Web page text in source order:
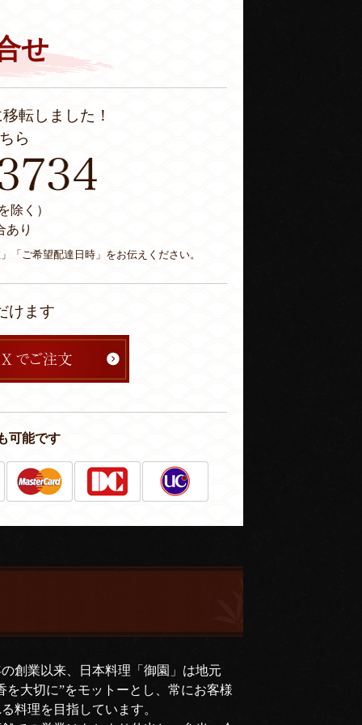
せ
転しました！
ら
除く）
あり
「ご希望配達日時」をお伝えください。
けます
可能です
創業以来、日本料理「御園」は地元
を大切に”をモットーとし、常にお客様
料理を目指しています。